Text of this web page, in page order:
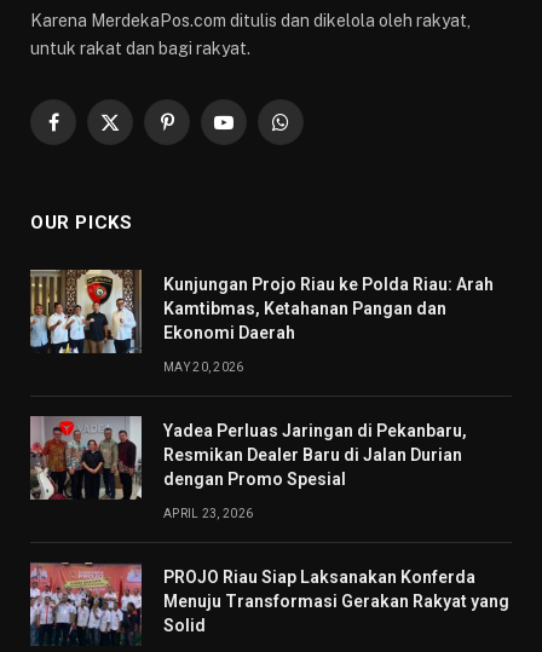
Karena MerdekaPos.com ditulis dan dikelola oleh rakyat,
untuk rakat dan bagi rakyat.
Facebook
X
PinterestYouTubeWhatsApp
OUR PICKS
Kunjungan Projo Riau ke Polda Riau: Arah
Kamtibmas, Ketahanan Pangan dan
Ekonomi Daerah
MAY 20, 2026
Yadea Perluas Jaringan di Pekanbaru,
Resmikan Dealer Baru di Jalan Durian
dengan Promo Spesial
APRIL 23, 2026
PROJO Riau Siap Laksanakan Konferda
Menuju Transformasi Gerakan Rakyat yang
Solid